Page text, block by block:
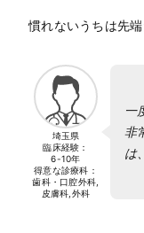
慣れないうちは先端
埼玉県
臨床経験：
6-10年
得意な診療科：
歯科・口腔外科,
皮膚科,外科
一
非
は